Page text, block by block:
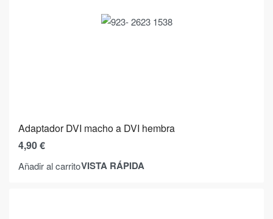
Adaptador DVI macho a DVI hembra
4,90€
Añadir al carritoVISTA RÁPIDA